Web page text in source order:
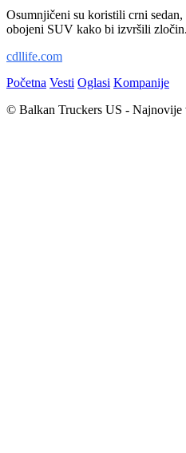
Osumnjičeni su koristili crni
obojeni SUV kako bi izvršili zločin.
cdllife.com
Početna Vesti Oglasi Kompanije
© Balkan Truckers US - Najnovije